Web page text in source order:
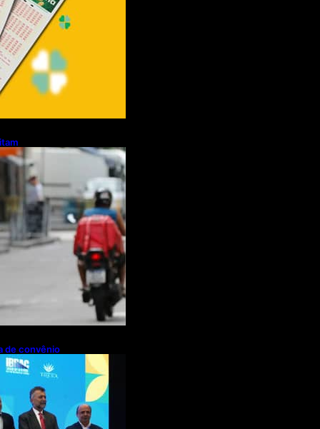
e bicicletas
de convênio
R$ 2,63
de cachaça